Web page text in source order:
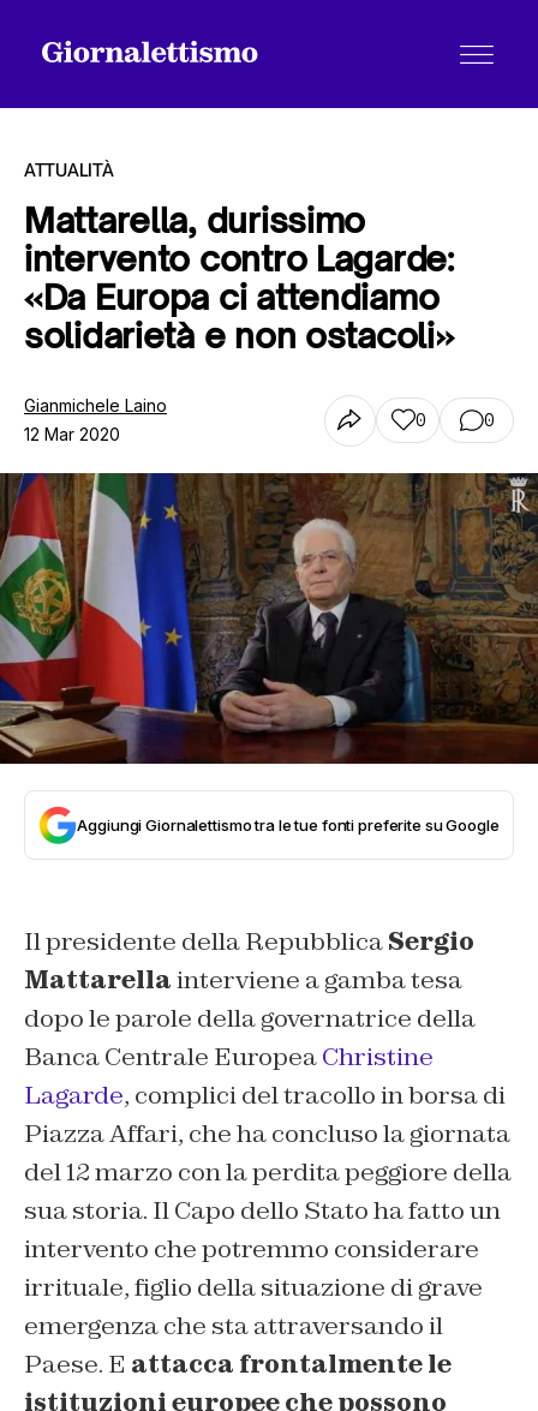
Tutti gli articoli
ATTUALITÀ
Mattarella, durissimo
intervento contro Lagarde:
«Da Europa ci attendiamo
solidarietà e non ostacoli»
Gianmichele Laino
12 Mar 2020
0 0
Aggiungi Giornalettismo tra le tue fonti preferite su Google
Il presidente della RepubblicaSergio
Mattarellainterviene a gamba tesa
dopo le parole della governatrice della
Banca Centrale EuropeaChristine
Lagarde, complici del tracollo in borsa di
Piazza Affari, che ha concluso la giornata
del 12 marzo con la perdita peggiore della
sua storia. Il Capo dello Stato ha fatto un
intervento che potremmo considerare
irrituale, figlio della situazione di grave
emergenza che sta attraversando il
Paese. E attacca frontalmente le
istituzioni europee che possono